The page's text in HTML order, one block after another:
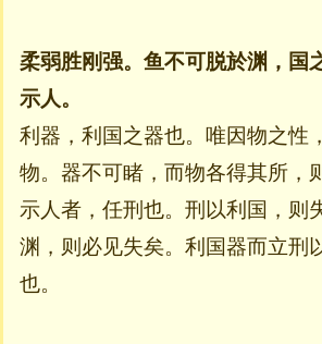
柔弱胜刚强。鱼不可脱於渊，国
示人。
利器，利国之器也。唯因物之性
物。器不可睹，而物各得其所，
示人者，任刑也。刑以利国，则
渊，则必见失矣。利国器而立刑
也。